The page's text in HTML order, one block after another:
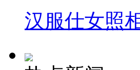
汉服仕女照